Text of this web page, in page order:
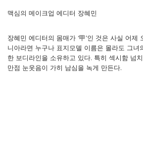
맥심의 메이크업 에디터 장혜민
장혜민 에디터의 몸매가 ‘甲’인 것은 사실 어제
니아라면 누구나 표지모델 이름은 몰라도 그녀
한 보디라인을 소유하고 있다. 특히 섹시함 넘
만점 눈웃음이 가히 남심을 녹게 만든다.